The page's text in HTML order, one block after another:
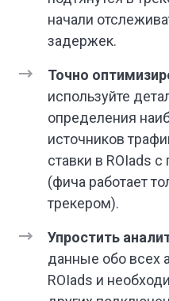
начали
задержек.
Точно
используйте
определения
источников
ставки в ROIads
(фича работает
трекером).
Упростить
данные обо всех
ROIads и